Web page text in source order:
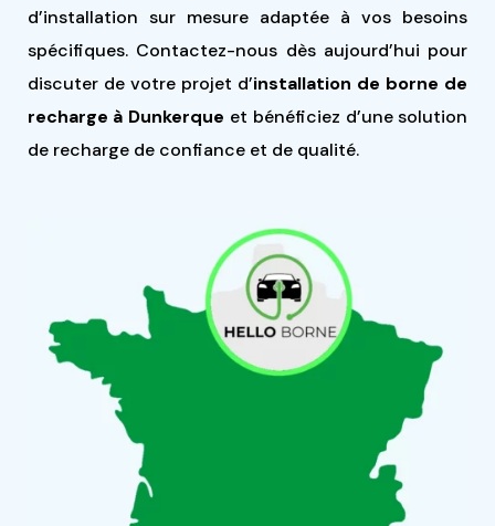
d’installation sur mesure adaptée à vos besoins
spécifiques. Contactez-nous dès aujourd’hui pour
discuter de votre projet d’installation de borne de
recharge à Dunkerque et bénéficiez d’une solution
de recharge de confiance et de qualité.